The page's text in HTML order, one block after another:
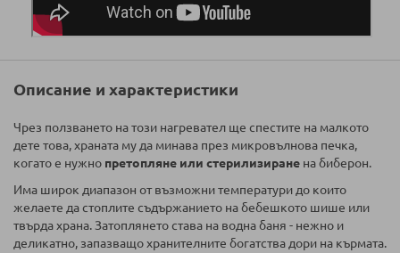
Описание и характеристики
Чрез ползването на този нагревател ще спестите на малкото
дете това, храната му да минава през микровълнова печка,
когато е нужно претопляне или стерилизиране на биберон.
Има широк диапазон от възможни температури до които
желаете да стоплите съдържанието на бебешкото шише или
твърда храна. Затоплянето става на водна баня - нежно и
деликатно, запазващо хранителните богатства дори на кърмата.